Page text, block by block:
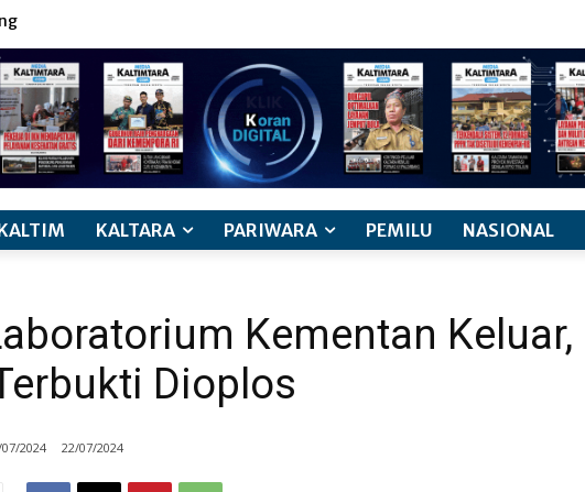
KALTARA PARIWARA PEMILU NASIONAL
Kementan Keluar,
Dioplos
2024 22/07/2024